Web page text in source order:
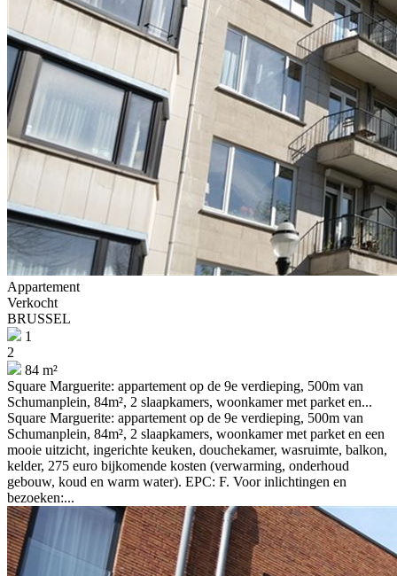
Appartement
Verkocht
BRUSSEL
1
2
84 m²
Square Marguerite: appartement op de 9e verdieping, 500m van
Schumanplein, 84m², 2 slaapkamers, woonkamer met parket en...
Square Marguerite: appartement op de 9e verdieping, 500m van
Schumanplein, 84m², 2 slaapkamers, woonkamer met parket en een
mooie uitzicht, ingerichte keuken, douchekamer, wasruimte, balkon,
kelder, 275 euro bijkomende kosten (verwarming, onderhoud
gebouw, koud en warm water). EPC: F. Voor inlichtingen en
bezoeken:...